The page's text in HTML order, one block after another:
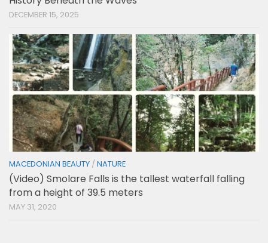
DECEMBER 15, 2025
MACEDONIAN BEAUTY / NATURE
(Video) Smolare Falls is the tallest waterfall falling
from a height of 39.5 meters
MAY 31, 2020